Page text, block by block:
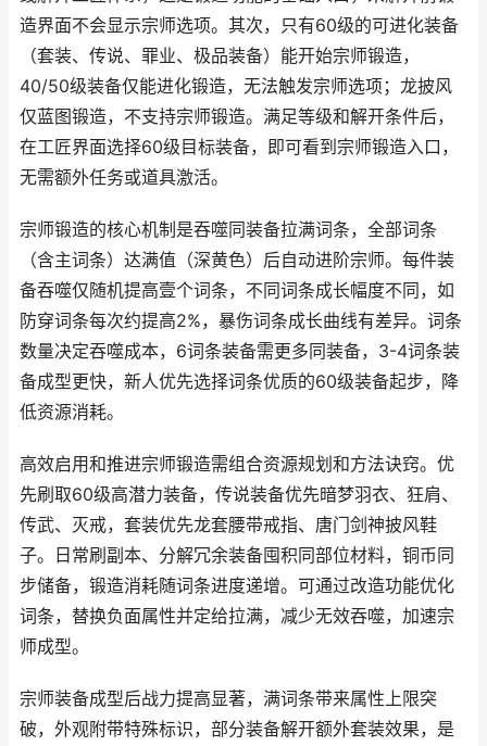
造界面不会显示宗师选项。其次，只有60级的可进化装备
（套装、传说、罪业、极品装备）能开始宗师锻造，
40/50级装备仅能进化锻造，无法触发宗师选项；龙披风
仅蓝图锻造，不支持宗师锻造。满足等级和解开条件后，
在工匠界面选择60级目标装备，即可看到宗师锻造入口，
无需额外任务或道具激活。
宗师锻造的核心机制是吞噬同装备拉满词条，全部词条
（含主词条）达满值（深黄色）后自动进阶宗师。每件装
备吞噬仅随机提高壹个词条，不同词条成长幅度不同，如
防穿词条每次约提高2%，暴伤词条成长曲线有差异。词条
数量决定吞噬成本，6词条装备需更多同装备，3-4词条装
备成型更快，新人优先选择词条优质的60级装备起步，降
低资源消耗。
高效启用和推进宗师锻造需组合资源规划和方法诀窍。优
先刷取60级高潜力装备，传说装备优先暗梦羽衣、狂肩、
传武、灭戒，套装优先龙套腰带戒指、唐门剑神披风鞋
子。日常刷副本、分解冗余装备囤积同部位材料，铜币同
步储备，锻造消耗随词条进度递增。可通过改造功能优化
词条，替换负面属性并定给拉满，减少无效吞噬，加速宗
师成型。
宗师装备成型后战力提高显著，满词条带来属性上限突
破，外观附带特殊标识，部分装备解开额外套装效果，是